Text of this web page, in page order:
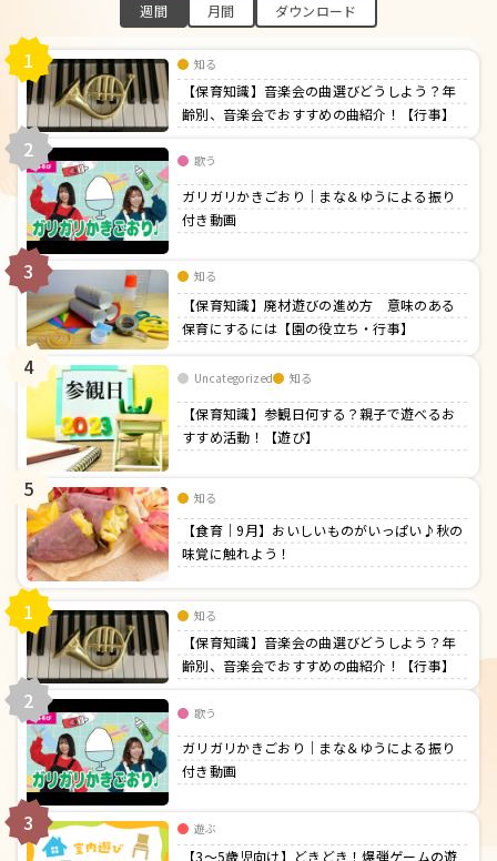
週間 月間 ダウンロード
1 知る
【保育知識】音楽会の曲選びどうしよう？年
齢別、音楽会でおすすめの曲紹介！【行事】
2 歌う
ガリガリかきごおり｜まな＆ゆうによる振り
付き動画
3 知る
【保育知識】廃材遊びの進め方 意味のある
保育にするには【園の役立ち・行事】
4 Uncategorized 知る
【保育知識】参観日何する？親子で遊べるお
すすめ活動！【遊び】
5 知る
【食育｜9月】おいしいものがいっぱい♪秋の
味覚に触れよう！
1 知る
【保育知識】音楽会の曲選びどうしよう？年
齢別、音楽会でおすすめの曲紹介！【行事】
2 歌う
ガリガリかきごおり｜まな＆ゆうによる振り
付き動画
3 遊ぶ
【3〜5歳児向け】どきどき！爆弾ゲームの遊